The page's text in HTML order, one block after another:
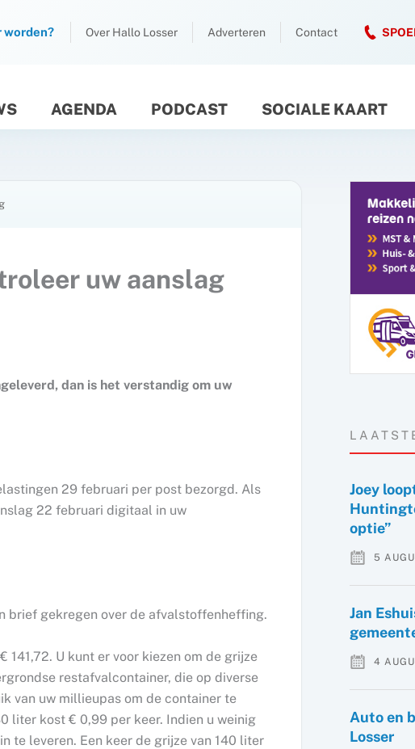
Over Hallo Losser Adverteren Contact
AGENDA PODCAST SOCIALE KAART
uw aanslag
dan is het verstandig om uw
29 februari per post bezorgd. Als
22 februari digitaal in uw
brief gekregen over de afvalstoffenheffing.
U kunt er voor kiezen om de grijze
restafvalcontainer, die op diverse
van uw millieupas om de container te
liter kost € 0,99 per keer. Indien u weinig
te leveren. Een keer de grijze van 140 liter
Joey
optie”
5
Jan
4
Auto en
Losser